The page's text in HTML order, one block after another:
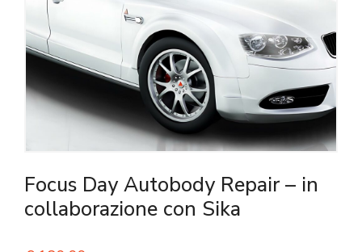
Focus Day Autobody Repair – in
collaborazione con Sika